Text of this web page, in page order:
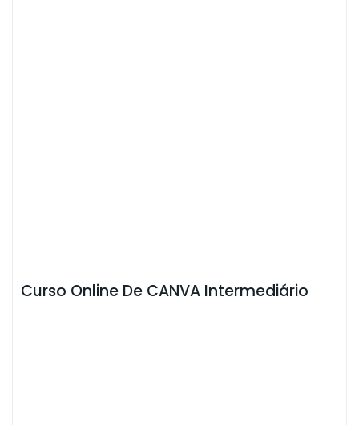
Curso Online De CANVA Intermediário